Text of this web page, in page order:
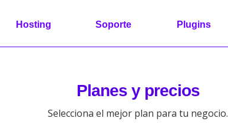
Hosting Soporte Plugins
Planes y precios
Selecciona el mejor plan para tu negocio.